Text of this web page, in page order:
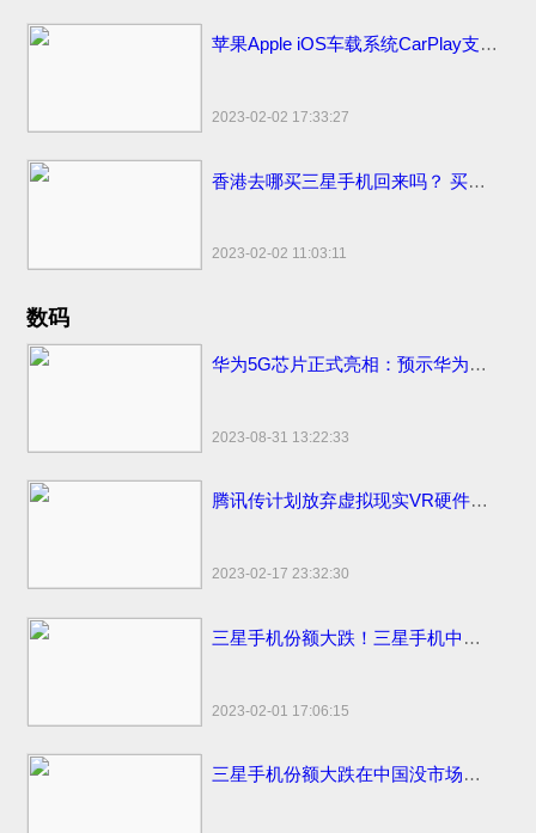
苹果Apple iOS车载系统CarPlay支持哪些更多汽车品牌
2023-02-02 17:33:27
香港去哪买三星手机回来吗？ 买香港便宜售价手机市场地点和网站
2023-02-02 11:03:11
数码
华为5G芯片正式亮相：预示华为将发首款5G手机
2023-08-31 13:22:33
腾讯传计划放弃虚拟现实VR硬件计划
2023-02-17 23:32:30
三星手机份额大跌！三星手机中国市场份额变化国内仅剩3%
2023-02-01 17:06:15
三星手机份额大跌在中国没市场了！国内市场占有率仅剩1%国外比苹果销量高